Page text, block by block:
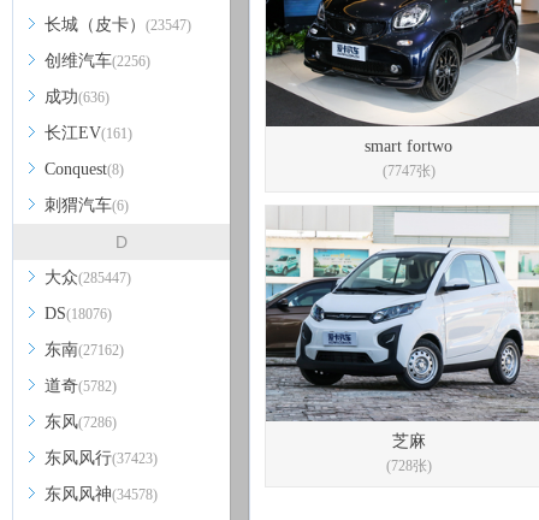
长城（皮卡） (23547)
创维汽车(2256)
成功(636)
长江EV(161)
Conquest(8)
刺猬汽车(6)
D
大众(285447)
DS(18076)
东南(27162)
道奇(5782)
东风(7286)
东风风行(37423)
东风风神(34578)
smart fortwo
(7747张)
芝麻
(728张)